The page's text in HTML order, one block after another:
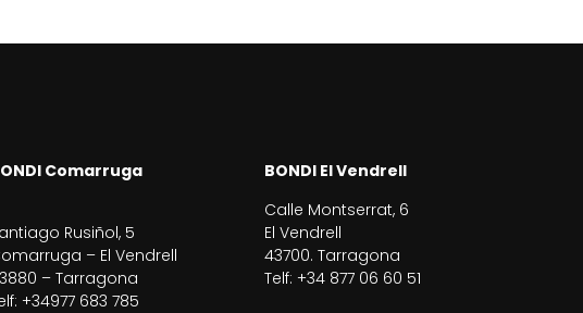
Comarruga
Rusiñol, 5
– El Vendrell
– Tarragona
+34977 683 785
BONDI El Vendrell
Calle Montserrat, 6
El Vendrell
43700. Tarragona
Telf: +34 877 06 60 51